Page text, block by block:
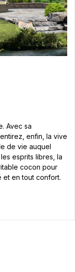
Avec sa
enfin, la vive
de vie auquel
esprits libres, la
cocon pour
et en tout confort.